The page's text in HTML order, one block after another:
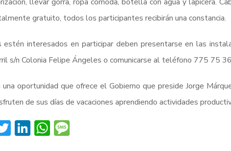
gratuito, todos los participantes recibirán una constancia.
estén interesados en participar deben presentarse en las
s/n Colonia Felipe Ángeles o comunicarse al teléfono 775 75
oportunidad que ofrece el Gobierno que preside Jorge
de sus días de vacaciones aprendiendo actividades
Twitter
LinkedIn
WhatsApp
Message